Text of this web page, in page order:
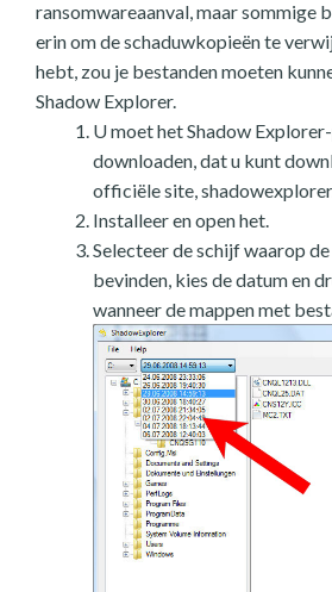
ransomwareaanval, maar sommige
erin om de schaduwkopieën te
hebt, zou je bestanden moeten
Shadow Explorer.
U moet het Shadow
downloaden, dat u kunt
officiële site,
Installeer en open het.
Selecteer de schijf waarop
bevinden, kies de datum en
wanneer de mappen met